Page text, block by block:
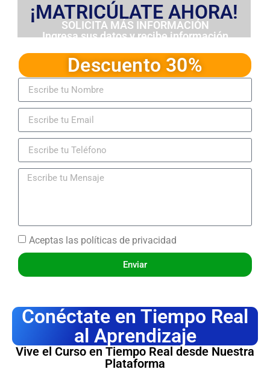
¡MATRICÚLATE AHORA!
SOLICITA MÁS INFORMACIÓN
Ingresa sus datos y recibe información
Descuento 30%
Aceptas las políticas de privacidad
Enviar
Conéctate en Tiempo Real
al Aprendizaje
Vive el Curso en Tiempo Real desde Nuestra
Plataforma